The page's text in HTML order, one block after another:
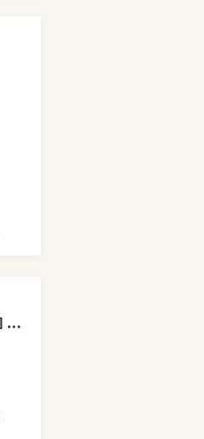
Pop Machine Mode 🤖 AI Music, Indie Pop & Dream Pop